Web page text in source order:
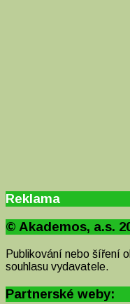
Reklama
© Akademos, a.s.
Publikování nebo šíření
souhlasu vydavatele.
Partnerské weby: